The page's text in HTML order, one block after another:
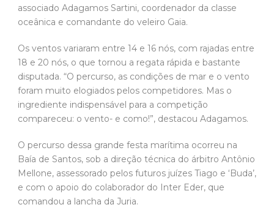
associado Adagamos Sartini, coordenador da classe
oceânica e comandante do veleiro Gaia.
Os ventos variaram entre 14 e 16 nós, com rajadas entre
18 e 20 nós, o que tornou a regata rápida e bastante
disputada. “O percurso, as condições de mar e o vento
foram muito elogiados pelos competidores. Mas o
ingrediente indispensável para a competição
compareceu: o vento- e como!”, destacou Adagamos.
O percurso dessa grande festa marítima ocorreu na
Baía de Santos, sob a direção técnica do árbitro Antônio
Mellone, assessorado pelos futuros juízes Tiago e ‘Buda’,
e com o apoio do colaborador do Inter Eder, que
comandou a lancha da Juria.